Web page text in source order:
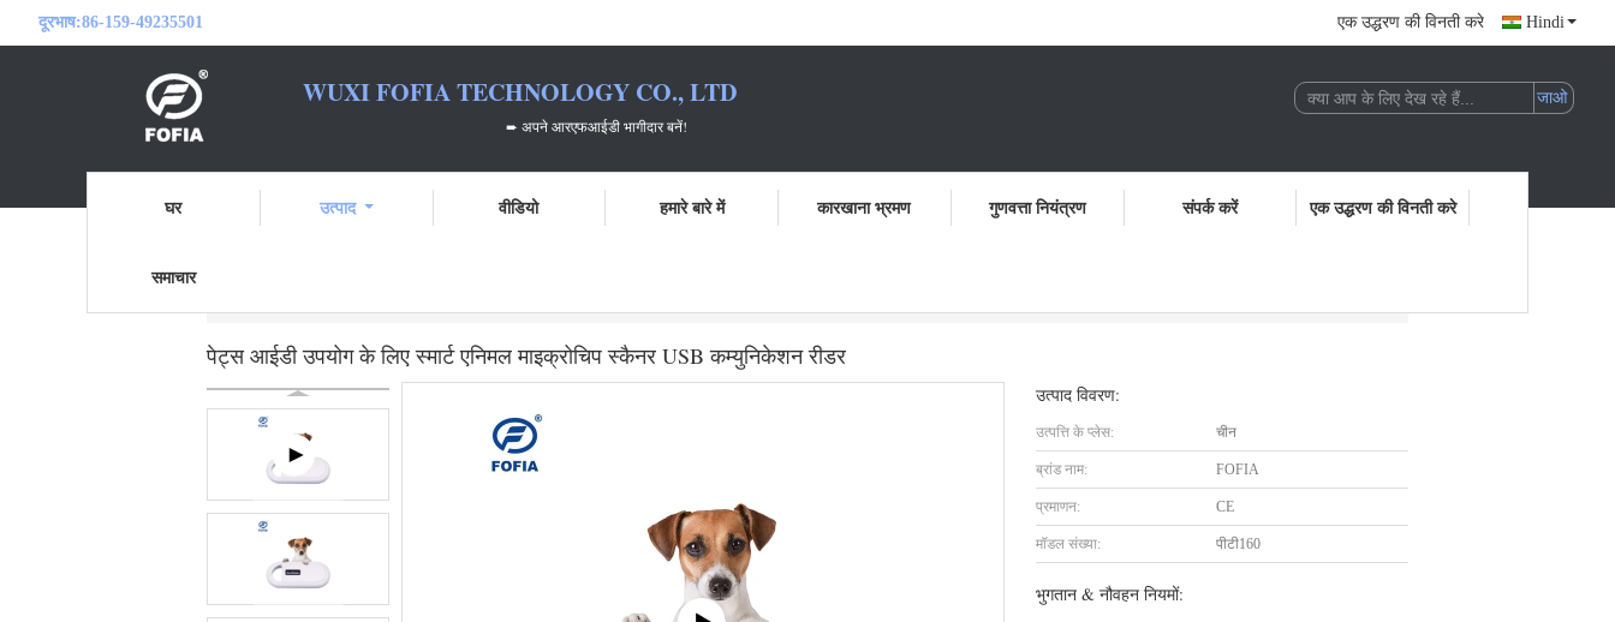
दूरभाष:86-159-49235501 एक उद्धरण की विनती करे Hindi
WUXI FOFIA TECHNOLOGY CO., LTD
➨ अपने आरएफआईडी भागीदार बनें!
घर उत्पाद वीडियो हमारे बारे में कारखाना भ्रमण गुणवत्ता नियंत्रण संपर्क करें एक उद्धरण की विनती करे
समाचार
पेट्स आईडी उपयोग के लिए स्मार्ट एनिमल माइक्रोचिप स्कैनर USB कम्युनिकेशन रीडर
उत्पाद विवरण:
उत्पत्ति के प्लेस: चीन
ब्रांड नाम: FOFIA
प्रमाणन: CE
मॉडल संख्या: पीटी160
भुगतान & नौवहन नियमों: